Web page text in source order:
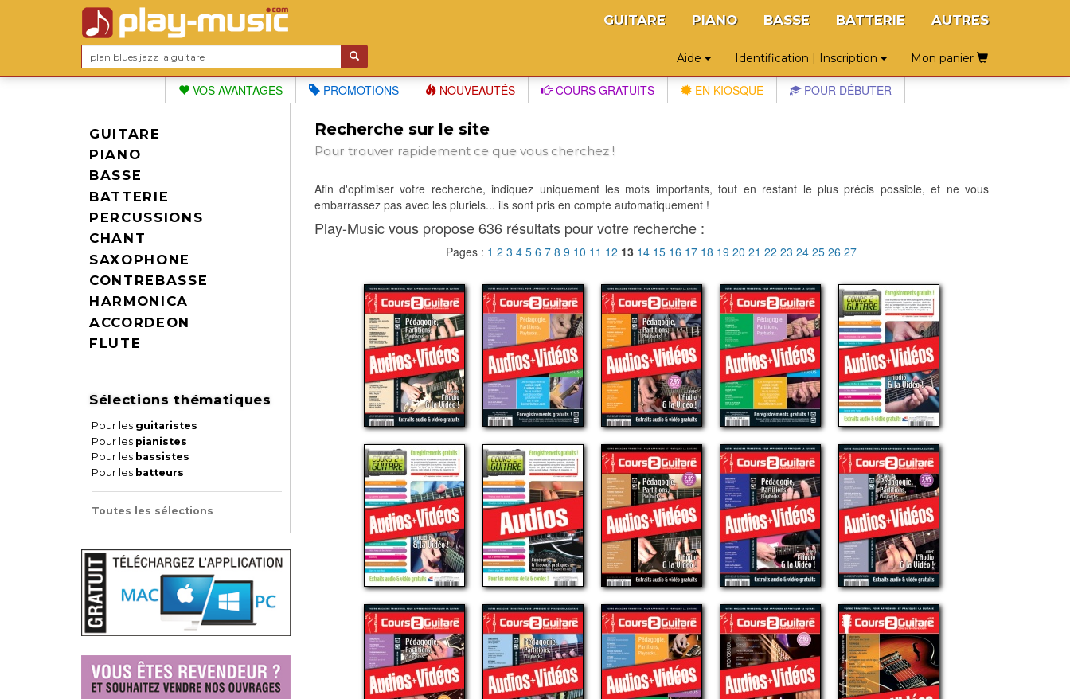
GUITARE PIANO BASSE BATTERIE AUTRES
Aide Identification | Inscription Mon panier
VOS AVANTAGES PROMOTIONS NOUVEAUTÉS COURS GRATUITS EN KIOSQUE POUR DÉBUTER
GUITARE
PIANO
BASSE
BATTERIE
PERCUSSIONS
CHANT
SAXOPHONE
CONTREBASSE
HARMONICA
ACCORDEON
FLUTE
Sélections thématiques
Pour les guitaristes
Pour les pianistes
Pour les bassistes
Pour les batteurs
Toutes les sélections
Recherche sur le site
Pour trouver rapidement ce que vous cherchez !
Afin d'optimiser votre recherche, indiquez uniquement les mots importants, tout en restant le plus précis possible, et ne vous
embarrassez pas avec les pluriels... ils sont pris en compte automatiquement !
Play-Music vous propose 636 résultats pour votre recherche :
Pages : 1 2 3 4 5 6 7 8 9 10 11 12 13 14 15 16 17 18 19 20 21 22 23 24 25 26 27